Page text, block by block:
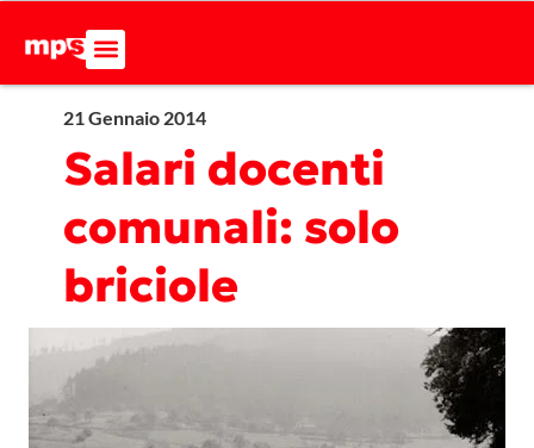
21 Gennaio 2014
Salari docenti
comunali: solo
briciole